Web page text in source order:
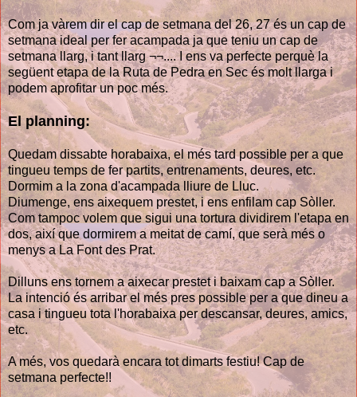
Com ja vàrem dir el cap de setmana del 26, 27 és un cap de
setmana ideal per fer acampada ja que teniu un cap de
setmana llarg, i tant llarg ¬¬.... I ens va perfecte perquè la
següent etapa de la Ruta de Pedra en Sec és molt llarga i
podem aprofitar un poc més.
El planning:
Quedam dissabte horabaixa, el més tard possible per a que
tingueu temps de fer partits, entrenaments, deures, etc.
Dormim a la zona d'acampada lliure de Lluc.
Diumenge, ens aixequem prestet, i ens enfilam cap Sòller.
Com tampoc volem que sigui una tortura dividirem l'etapa en
dos, així que dormirem a meitat de camí, que serà més o
menys a La Font des Prat.
Dilluns ens tornem a aixecar prestet i baixam cap a Sòller.
La intenció és arribar el més pres possible per a que dineu a
casa i tingueu tota l'horabaixa per descansar, deures, amics,
etc.
A més, vos quedarà encara tot dimarts festiu! Cap de
setmana perfecte!!